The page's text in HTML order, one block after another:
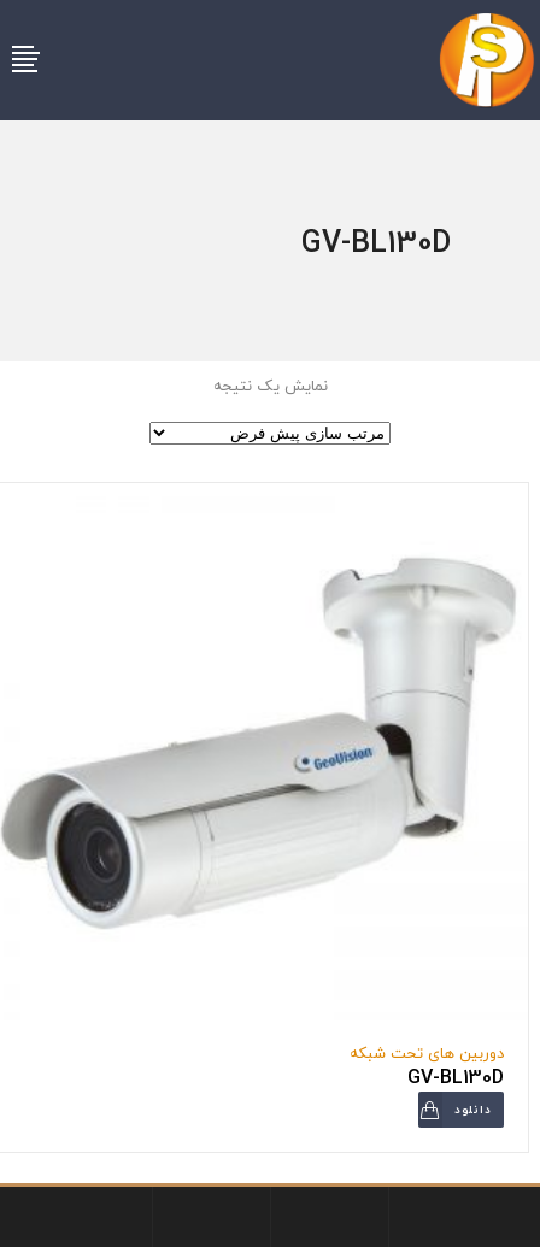
GV-BL130D
نمایش یک نتیجه
دوربین های تحت شبکه
GV-BL130D
دانلود